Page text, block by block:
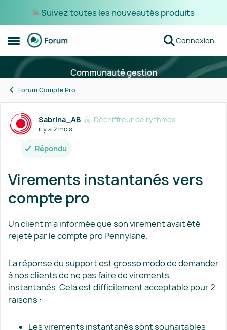
Suivez toutes les nouveautés produits
Ouvrir Menu Latéral
Passer au contenu Connexion
Communauté gestion
Forum Compte Pro
Forum Discussion
Sabrina_AB Déchiffreur de rythmes
il y a 2 mois
Répondu
Virements instantanés vers
compte pro
Un client m'a informée que son virement avait été
rejeté par le compte pro Pennylane.
La réponse du support est grosso modo de demander
à nos clients de ne pas faire de virements
instantanés. Cela est difficilement acceptable pour 2
raisons :
Les virements instantanés sont souhaitables